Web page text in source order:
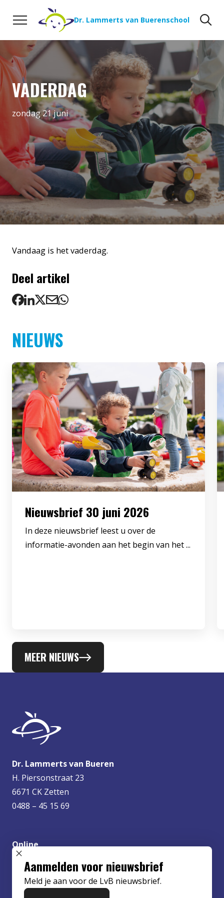
Naar de inhoud
Dr. Lammerts van Buerenschool
VADERDAG
zondag 21 juni
Vandaag is het vaderdag.
Deel artikel
NIEUWS
Nieuwsbrief 30 juni 2026
In deze nieuwsbrief leest u over de
informatie-avonden aan het begin van het ...
MEER NIEUWS
Dr. Lammerts van Bueren
H. Piersonstraat 23
6671 CK Zetten
0488 – 45 15 69
Online
info@lvbueren.nl
SLUIT POPUP
Aanmelden voor nieuwsbrief
Meld je aan voor de LvB nieuwsbrief.